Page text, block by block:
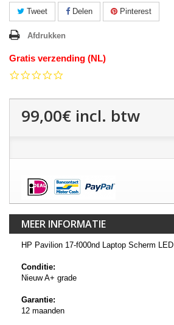
Tweet Delen Pinterest
Afdrukken
Gratis verzending (NL)
99,00€ incl. btw
MEER INFORMATIE
HP Pavilion 17-f000nd Laptop Scherm LED
Conditie:
Nieuw A+ grade
Garantie:
12 maanden